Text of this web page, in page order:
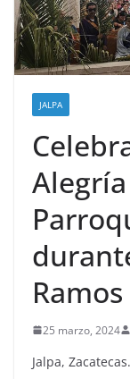
JALPA
Ramos
25 marzo, 2024
Jalpa,